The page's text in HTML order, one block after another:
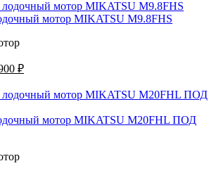
мотор MIKATSU M9.8FHS
₽
мотор MIKATSU M20FHL ПОД